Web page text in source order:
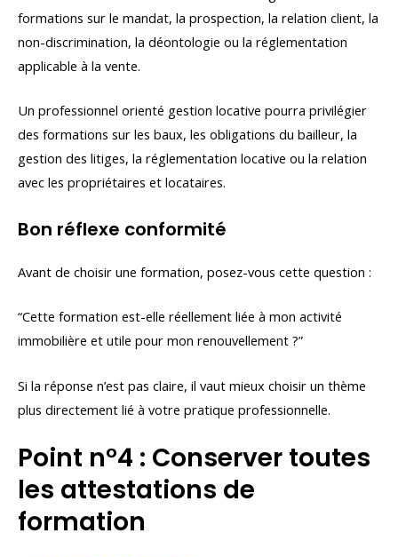
formations sur le mandat, la prospection, la relation client, la
non-discrimination, la déontologie ou la réglementation
applicable à la vente.
Un professionnel orienté gestion locative pourra privilégier
des formations sur les baux, les obligations du bailleur, la
gestion des litiges, la réglementation locative ou la relation
avec les propriétaires et locataires.
Bon réflexe conformité
Avant de choisir une formation, posez-vous cette question :
“Cette formation est-elle réellement liée à mon activité
immobilière et utile pour mon renouvellement ?”
Si la réponse n’est pas claire, il vaut mieux choisir un thème
plus directement lié à votre pratique professionnelle.
Point n°4 : Conserver toutes
les attestations de
formation